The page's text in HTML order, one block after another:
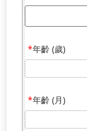
年齡 (歲)
年齡 (月)